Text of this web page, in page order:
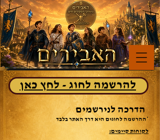
להרשמה לחוג - לחץ כאן
הדרכה לנירשמים
*ההרשמה לחוגים היא דרך האתר בלבד
לקוחות קיימים​: